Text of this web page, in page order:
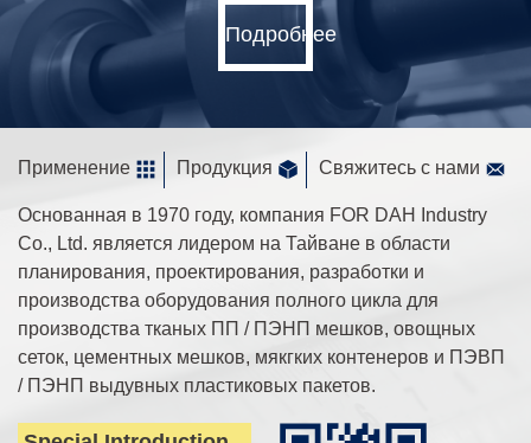
Подробнее
Применение Продукция Свяжитесь с нами
Основанная в 1970 году, компания FOR DAH Industry
Co., Ltd. является лидером на Тайване в области
планирования, проектирования, разработки и
производства оборудования полного цикла для
производства тканых ПП / ПЭНП мешков, овощных
сеток, цементных мешков, мякгких контенеров и ПЭВП
/ ПЭНП выдувных пластиковых пакетов.